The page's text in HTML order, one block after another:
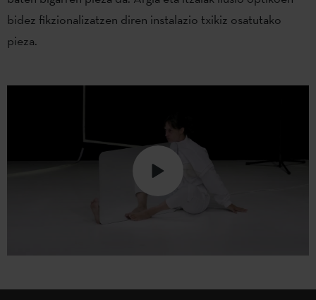
bidez fikzionalizatzen diren instalazio txikiz osatutako
pieza.